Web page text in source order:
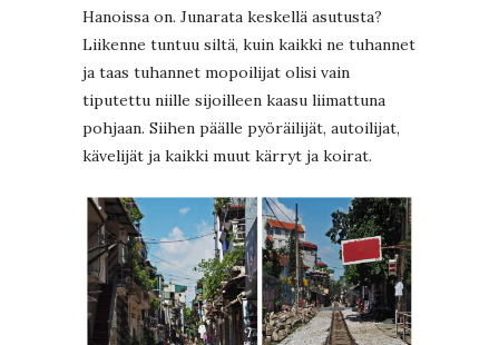
Hanoissa on. Junarata keskellä asutusta?
Liikenne tuntuu siltä, kuin kaikki ne tuhannet
ja taas tuhannet mopoilijat olisi vain
tiputettu niille sijoilleen kaasu liimattuna
pohjaan. Siihen päälle pyöräilijät, autoilijat,
kävelijät ja kaikki muut kärryt ja koirat.